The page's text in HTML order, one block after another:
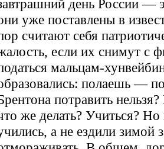
день России —
уже поставлены в
считают себя
если их снимут с
мальцам-
полаешь —
потравить
же делать? Учиться?
а не ездили зимой